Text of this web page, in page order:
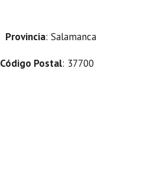
Provincia: Salamanca
Código Postal: 37700